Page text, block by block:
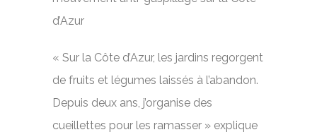
d’Azur
« Sur la Côte d’Azur, les jardins regorgent
de fruits et légumes laissés à l’abandon.
Depuis deux ans, j’organise des
cueillettes pour les ramasser » explique